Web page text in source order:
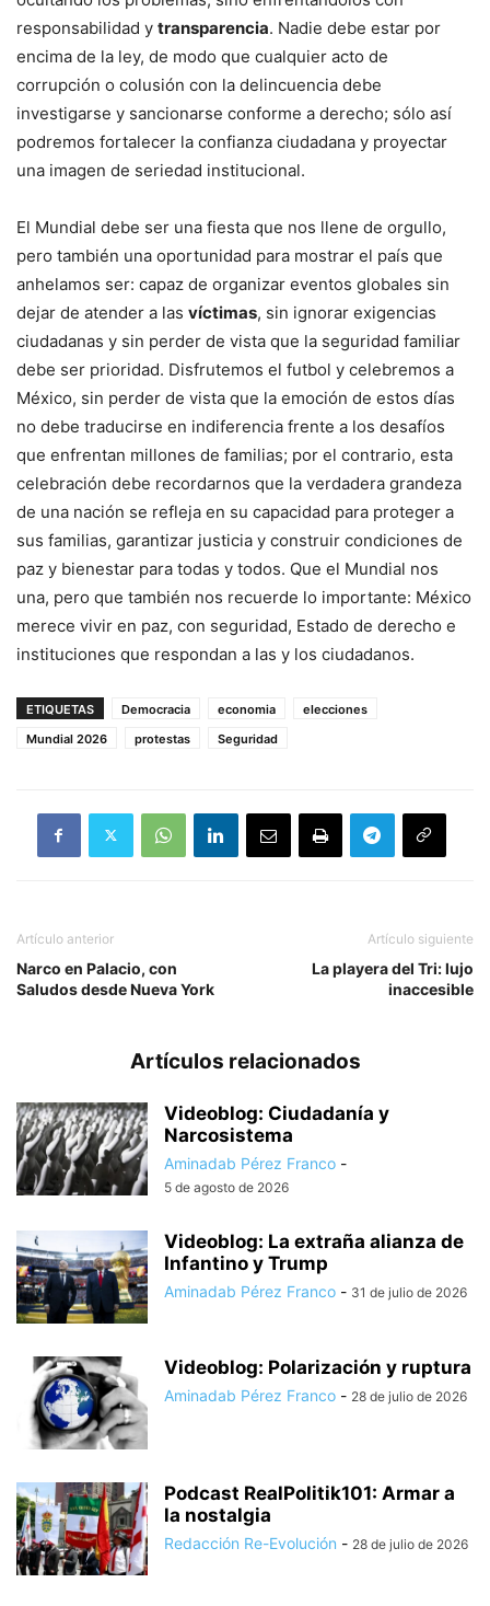
responsabilidad y transparencia. Nadie debe estar por
encima de la ley, de modo que cualquier acto de
corrupción o colusión con la delincuencia debe
investigarse y sancionarse conforme a derecho; sólo así
podremos fortalecer la confianza ciudadana y proyectar
una imagen de seriedad institucional.
El Mundial debe ser una fiesta que nos llene de orgullo,
pero también una oportunidad para mostrar el país que
anhelamos ser: capaz de organizar eventos globales sin
dejar de atender a las víctimas, sin ignorar exigencias
ciudadanas y sin perder de vista que la seguridad familiar
debe ser prioridad. Disfrutemos el futbol y celebremos a
México, sin perder de vista que la emoción de estos días
no debe traducirse en indiferencia frente a los desafíos
que enfrentan millones de familias; por el contrario, esta
celebración debe recordarnos que la verdadera grandeza
de una nación se refleja en su capacidad para proteger a
sus familias, garantizar justicia y construir condiciones de
paz y bienestar para todas y todos. Que el Mundial nos
una, pero que también nos recuerde lo importante: México
merece vivir en paz, con seguridad, Estado de derecho e
instituciones que respondan a las y los ciudadanos.
ETIQUETAS Democracia economia
elecciones
Mundial 2026
protestas Seguridad
Artículo anterior
Narco en Palacio, con
Saludos desde Nueva York
Artículo siguiente
La playera del Tri: lujo
inaccesible
Artículos relacionados
Videoblog: Ciudadanía y
Narcosistema
Aminadab Pérez Franco -
5 de agosto de 2026
Videoblog: La extraña alianza de
Infantino y Trump
Aminadab Pérez Franco - 31 de julio de 2026
Videoblog: Polarización y ruptura
Aminadab Pérez Franco - 28 de julio de 2026
Podcast RealPolitik101: Armar a
la nostalgia
Redacción Re-Evolución - 28 de julio de 2026